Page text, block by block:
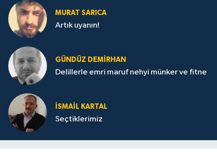
MURAT SARICA
Artık uyanın!
GÜNDÜZ DEMIRHAN
Delillerle emri maruf nehyi münker ve fitne
İSMAIL KARTAL
Seçtiklerimiz